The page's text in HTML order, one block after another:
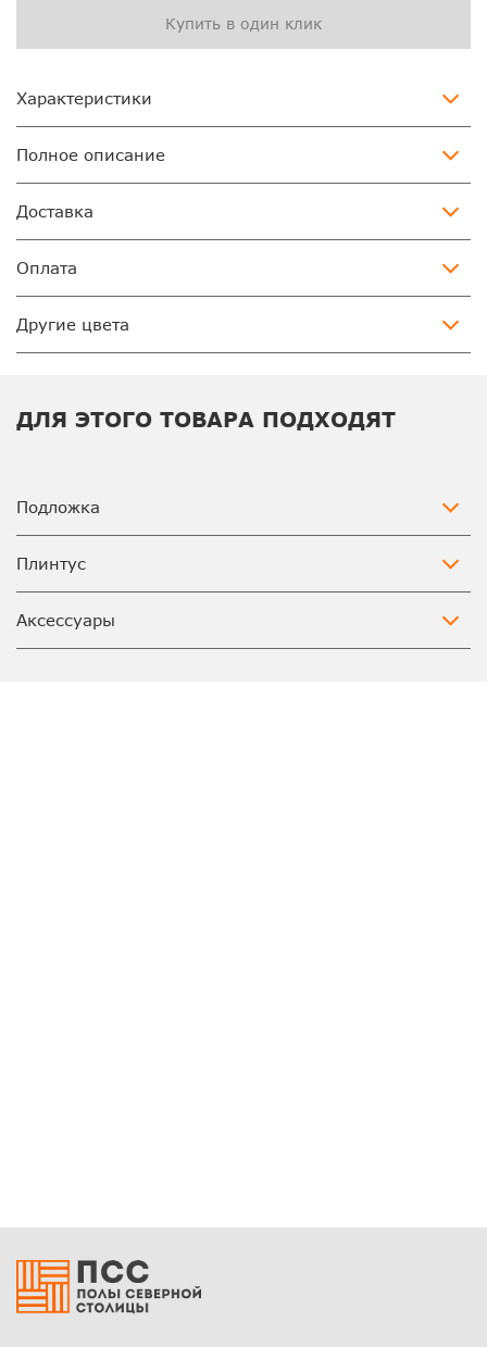
Купить в один клик
Характеристики
Полное описание
Доставка
Оплата
Другие цвета
ДЛЯ ЭТОГО ТОВАРА ПОДХОДЯТ
Подложка
Плинтус
Аксессуары